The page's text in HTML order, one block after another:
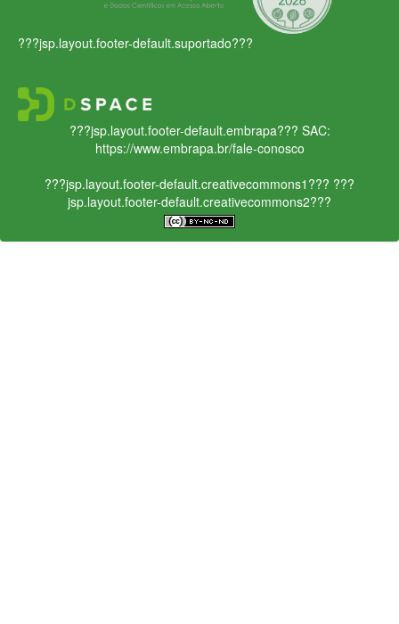
???jsp.layout.footer-default.suportado???
???jsp.layout.footer-default.embrapa??? SAC:
https://www.embrapa.br/fale-conosco
???jsp.layout.footer-default.creativecommons1??? ???
jsp.layout.footer-default.creativecommons2???